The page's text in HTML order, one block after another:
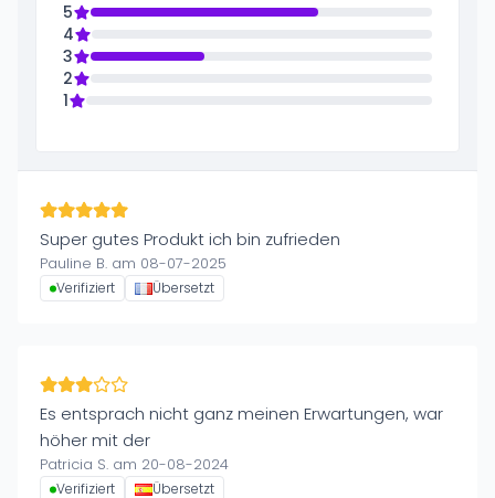
5
4
3
2
1
Super gutes Produkt ich bin zufrieden
Pauline B. am 08-07-2025
Verifiziert Übersetzt
Es entsprach nicht ganz meinen Erwartungen, war
höher mit der
Patricia S. am 20-08-2024
Verifiziert Übersetzt